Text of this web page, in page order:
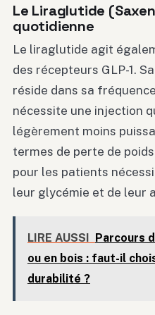
Le Liraglutide
quotidienne
Le liraglutide agit
des récepteurs GLP-1.
réside dans sa
nécessite une injection
légèrement moins
termes de perte de
pour les patients
leur glycémie et de leur
LIRE AUSSI
Parcours
ou en bois : faut-il
durabilité ?